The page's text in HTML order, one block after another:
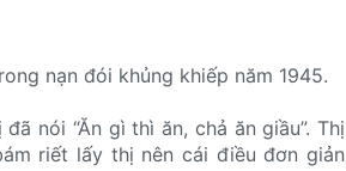
nạn đói khủng khiếp năm 1945.
nói “Ăn gì thì ăn, chả ăn giầu”. Thị
riết lấy thị nên cái điều đơn giản